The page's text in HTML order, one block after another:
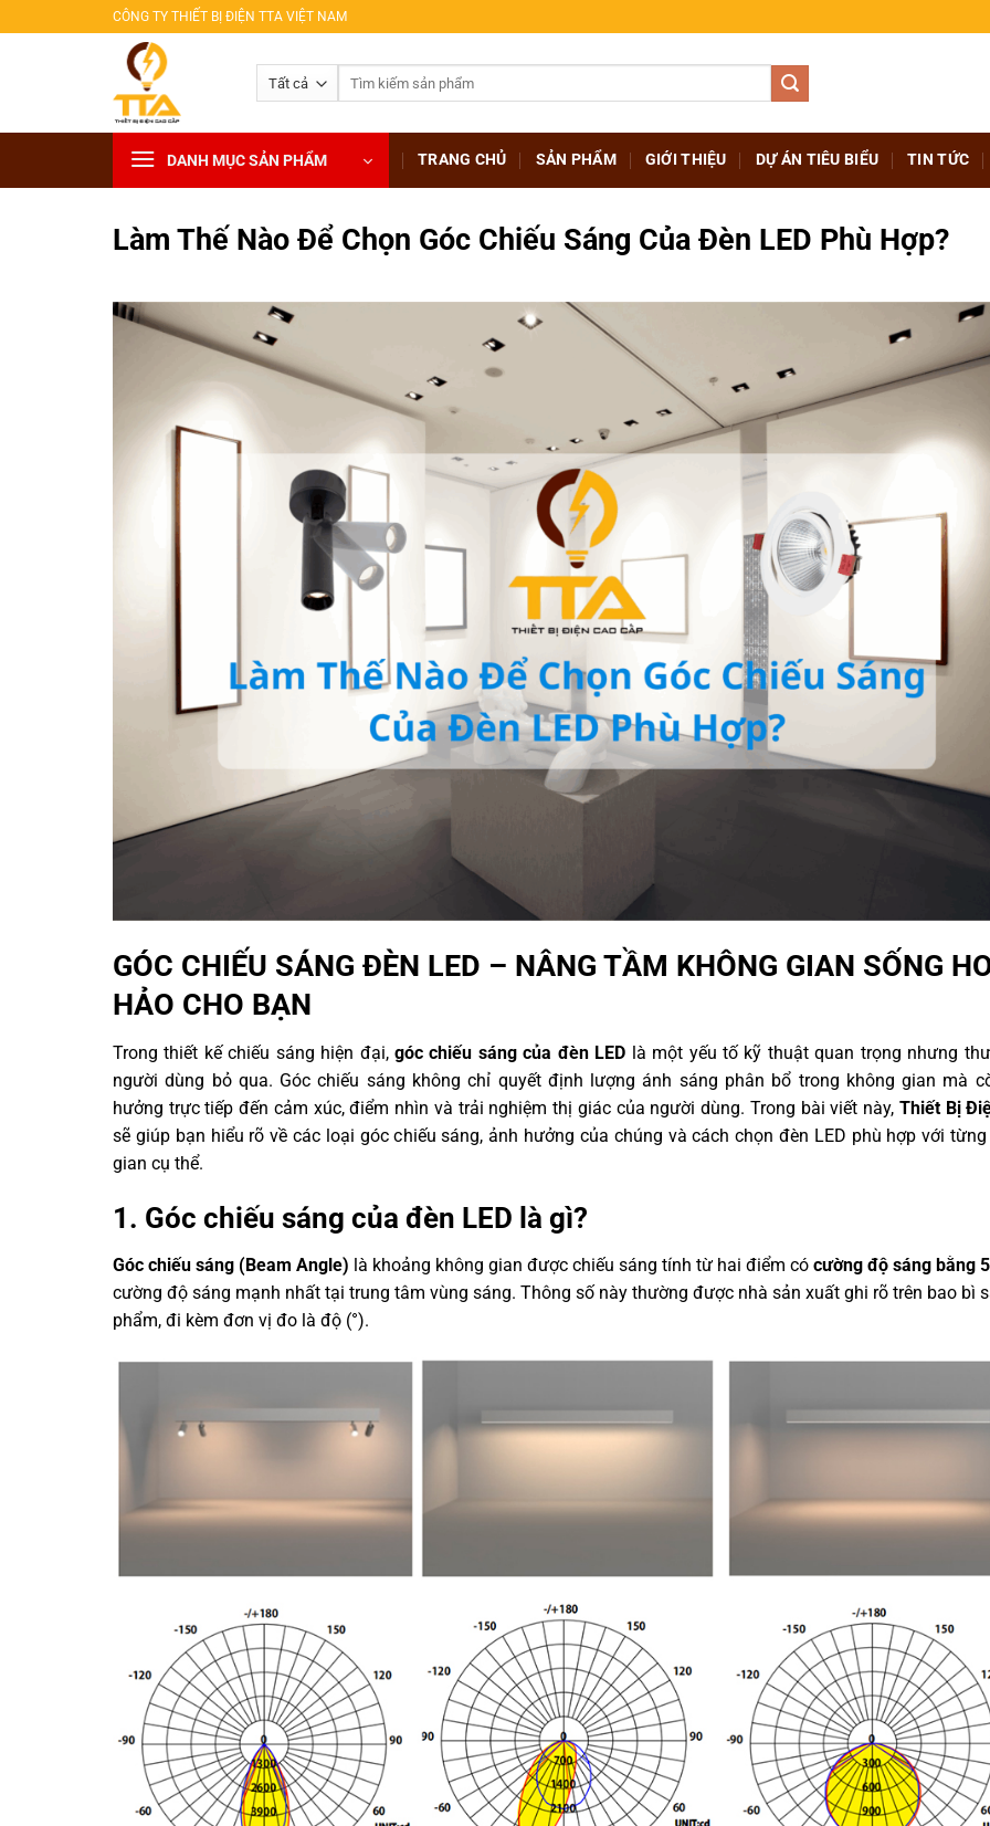
qua
CÔNG TY THIẾT BỊ ĐIỆN TTA VIỆT NAM
DANH MỤC SẢN PHẨM TRANG CHỦ SẢN PHẨM GIỚI THIỆU DỰ ÁN TIÊU BIỂU TIN TỨC
Làm Thế Nào Để Chọn Góc Chiếu Sáng Của Đèn LED Phù Hợp?
GÓC CHIẾU SÁNG ĐÈN LED – NÂNG TẦM KHÔNG GIAN SỐNG
HẢO CHO BẠN
Trong thiết kế chiếu sáng hiện đại,góc chiếu sáng của đèn LED là một yếu tố kỹ thuật quan trọng nhưng
người dùng bỏ qua. Góc chiếu sáng không chỉ quyết định lượng ánh sáng phân bổ trong không gian mà
hưởng trực tiếp đến cảm xúc, điểm nhìn và trải nghiệm thị giác của người dùng. Trong bài viết này, Thiết Bị
sẽ giúp bạn hiểu rõ về các loại góc chiếu sáng, ảnh hưởng của chúng và cách chọn đèn LED phù hợp với
gian cụ thể.
1. Góc chiếu sáng của đèn LED là gì?
Góc chiếu sáng (Beam Angle) là khoảng không gian được chiếu sáng tính từ hai điểm có cường độ sáng bằng
cường độ sáng mạnh nhất tại trung tâm vùng sáng. Thông số này thường được nhà sản xuất ghi rõ trên bao bì
phẩm, đi kèm đơn vị đo là độ (°).